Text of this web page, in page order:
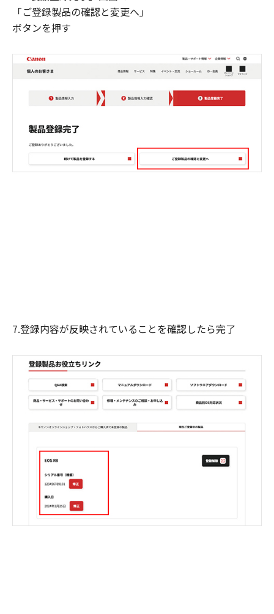
「ご登録製品の確認と変更へ」
ボタンを押す
7.登録内容が反映されていることを確認したら完了